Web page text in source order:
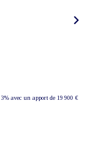
avec un apport de 19 900 €